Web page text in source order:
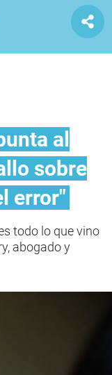
al
sobre
error"
todo lo que vino
abogado y